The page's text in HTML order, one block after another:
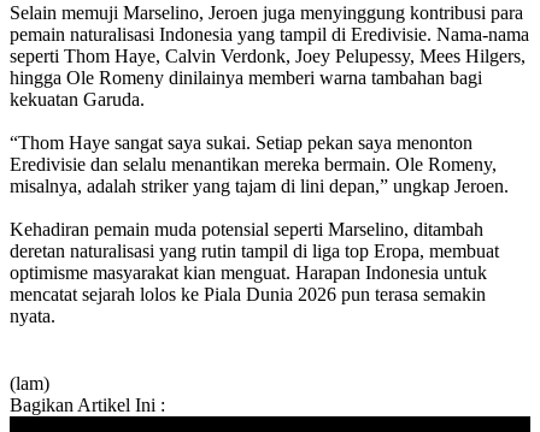
Selain memuji Marselino, Jeroen juga menyinggung kontribusi para
pemain naturalisasi Indonesia yang tampil di Eredivisie. Nama-nama
seperti Thom Haye, Calvin Verdonk, Joey Pelupessy, Mees Hilgers,
hingga Ole Romeny dinilainya memberi warna tambahan bagi
kekuatan Garuda.
“Thom Haye sangat saya sukai. Setiap pekan saya menonton
Eredivisie dan selalu menantikan mereka bermain. Ole Romeny,
misalnya, adalah striker yang tajam di lini depan,” ungkap Jeroen.
Kehadiran pemain muda potensial seperti Marselino, ditambah
deretan naturalisasi yang rutin tampil di liga top Eropa, membuat
optimisme masyarakat kian menguat. Harapan Indonesia untuk
mencatat sejarah lolos ke Piala Dunia 2026 pun terasa semakin
nyata.
(lam)
Bagikan Artikel Ini :